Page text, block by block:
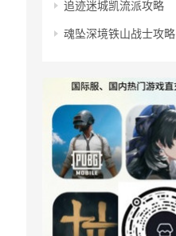
追迹迷城凯流派攻略
魂坠深境铁山战士攻略